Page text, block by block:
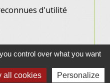
d'utilité
erreur sur cette page
control over what you want
all cookies Personalize